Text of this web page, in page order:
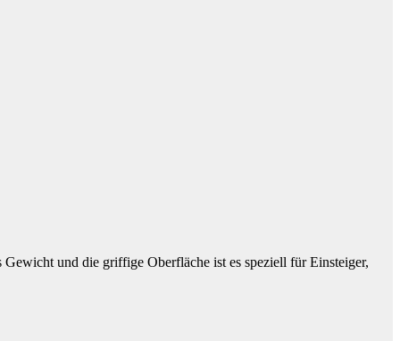
und die griffige Oberfläche ist es speziell für Einsteiger,